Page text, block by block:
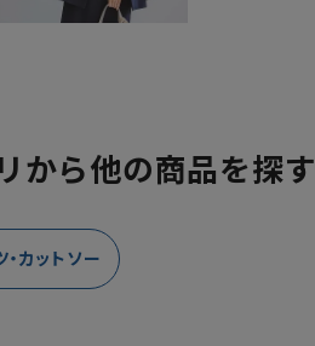
から他の商品を探す
カットソー